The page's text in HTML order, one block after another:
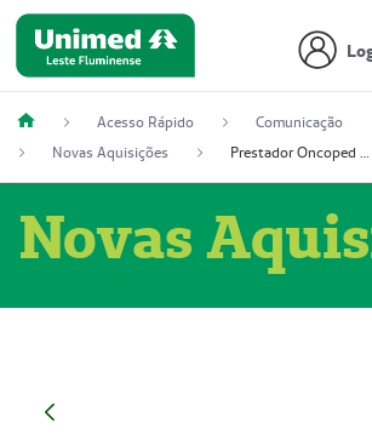
Acesso Rápido
Comunicação
Novas Aquisições
Prestador Oncoped Serviços Médicos (51004335-0)
Novas